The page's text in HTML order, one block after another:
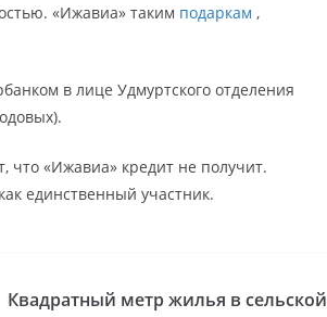
«Ижавиа» таким подаркам ,
в лице Удмуртского отделения
что «Ижавиа» кредит не получит.
единственный участник.
Квадратный метр жилья в сельской